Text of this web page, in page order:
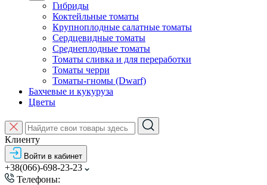
Гибриды
Коктейльные томаты
Крупноплодные салатные томаты
Сердцевидные томаты
Среднеплодные томаты
Томаты сливка и для переработки
Томаты черри
Томаты-гномы (Dwarf)
Бахчевые и кукуруза
Цветы
Клиенту
Войти в кабинет
+38(066)-698-23-23
Телефоны: